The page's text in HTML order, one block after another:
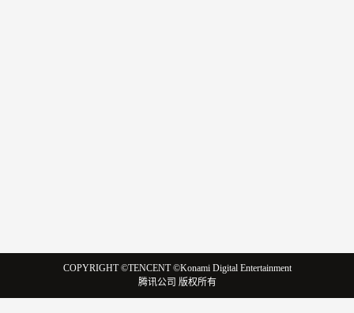
COPYRIGHT ©TENCENT ©Konami Digital Entertainment
腾讯公司 版权所有